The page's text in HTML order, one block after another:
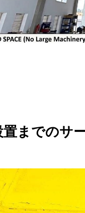
までのサ